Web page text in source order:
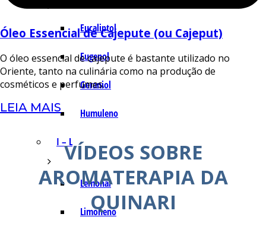
Eucaliptol
Eugenol
Geraniol
Humuleno
I – L
Lemonal
Limoneno
Óleo Essencial de Cajepute (ou Cajeput)
O óleo essencial de cajepute é bastante utilizado no
Oriente, tanto na culinária como na produção de
cosméticos e perfumes.
LEIA MAIS
VÍDEOS SOBRE
AROMATERAPIA DA
QUINARI